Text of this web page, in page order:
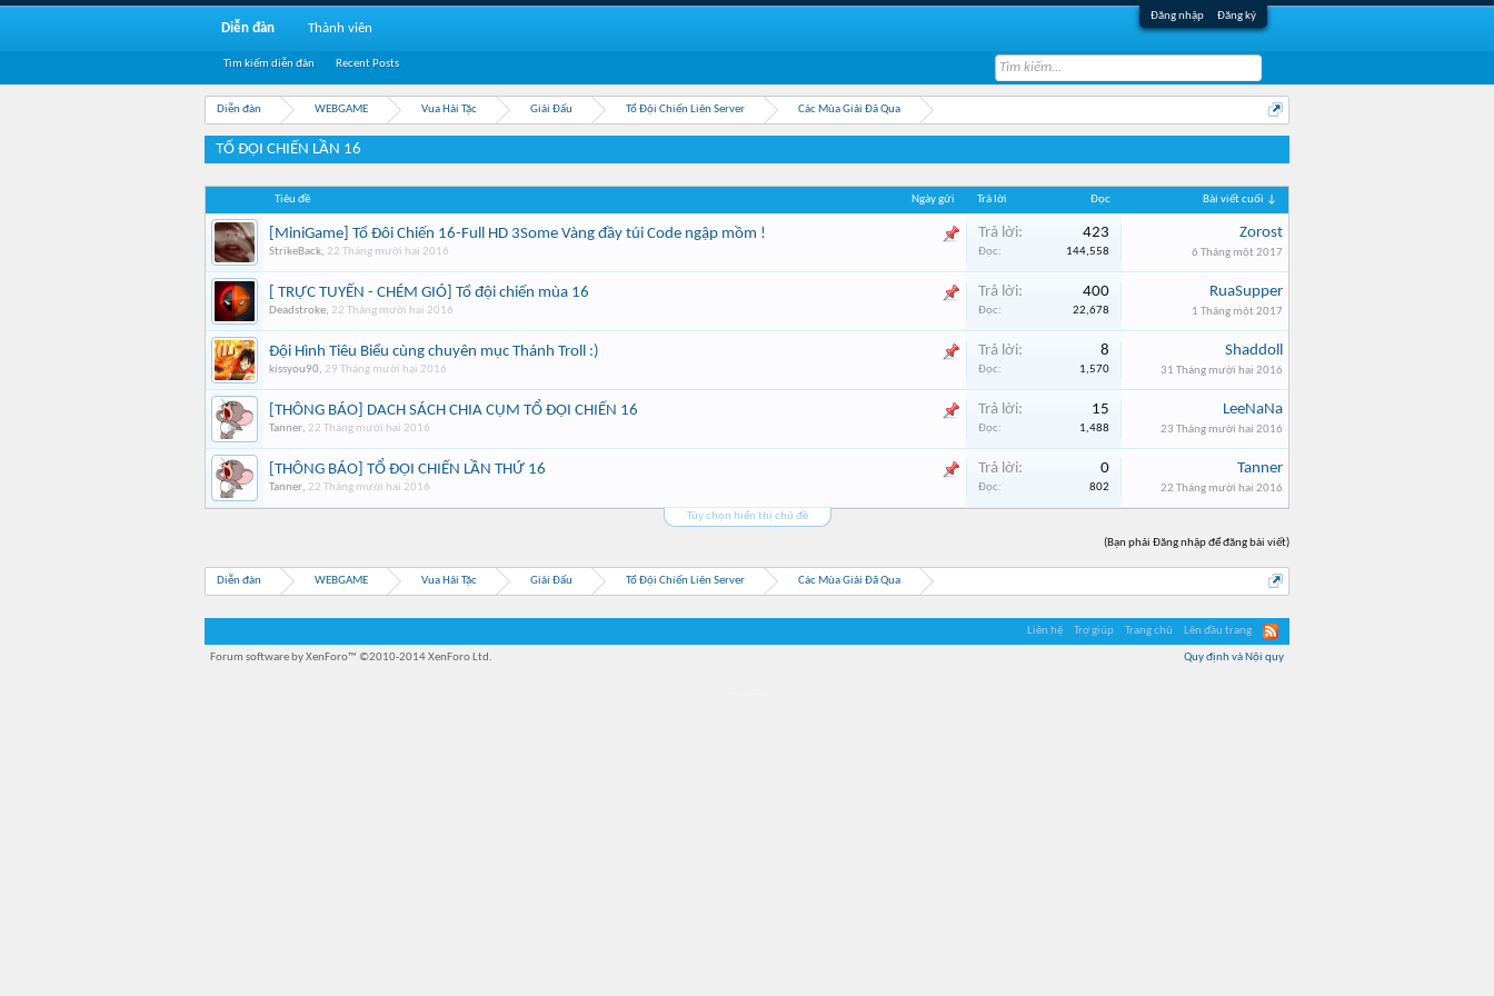
Đăng nhập Đăng ký
Diễn đàn WEBGAME Vua Hải Tặc Giải Đấu Tổ Đội Chiến Liên Server Các Mùa Giải Đã Qua
TỔ ĐỘI CHIẾN LẦN 16
Tiêu đề Ngày gửi Trả lời Đọc Bài viết cuối ↓
[MiniGame] Tổ Đôi Chiến 16-Full HD 3Some Vàng đầy túi Code ngập mồm !
StrikeBack, 22 Tháng mười hai 2016
Trả lời: 423
Đọc: 144,558
Zorost
6 Tháng một 2017
[ TRỰC TUYẾN - CHÉM GIÓ] Tổ đội chiến mùa 16
Deadstroke, 22 Tháng mười hai 2016
Trả lời: 400
Đọc: 22,678
RuaSupper
1 Tháng một 2017
Đội Hình Tiêu Biểu cùng chuyên mục Thánh Troll :)
kissyou90, 29 Tháng mười hai 2016
Trả lời: 8
Đọc: 1,570
Shaddoll
31 Tháng mười hai 2016
[THÔNG BÁO] DACH SÁCH CHIA CỤM TỔ ĐỘI CHIẾN 16
Tanner, 22 Tháng mười hai 2016
Trả lời: 15
Đọc: 1,488
LeeNaNa
23 Tháng mười hai 2016
[THÔNG BÁO] TỔ ĐỘI CHIẾN LẦN THỨ 16
Tanner, 22 Tháng mười hai 2016
Trả lời: 0
Đọc: 802
Tanner
22 Tháng mười hai 2016
Tùy chọn hiển thị chủ đề
(Bạn phải Đăng nhập để đăng bài viết)
Diễn đàn WEBGAME Vua Hải Tặc Giải Đấu Tổ Đội Chiến Liên Server Các Mùa Giải Đã Qua
Diễn đàn
Tìm kiếm diễn đàn Recent Posts
Thành viên
Liên hệ Trợ giúp Trang chủ Lên đầu trang
Quy định và Nội quy
Forum software by XenForo™ ©2010-2014 XenForo Ltd.